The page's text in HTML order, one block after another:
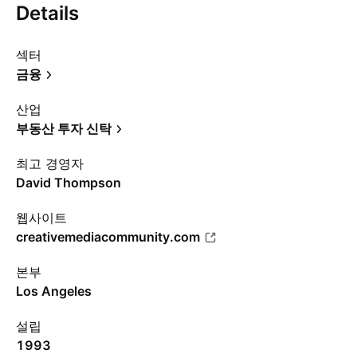
Details
섹터
금융
산업
부동산 투자 신탁
최고 경영자
David Thompson
웹사이트
creativemediacommunity.com
본부
Los Angeles
설립
1993